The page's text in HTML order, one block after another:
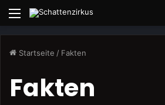
Menü
Startseite / Fakten
Fakten